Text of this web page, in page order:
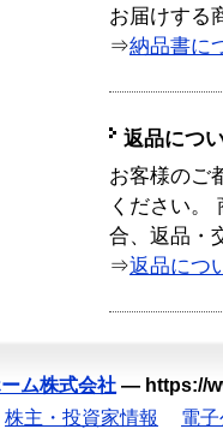
お届けする
⇒納品書に
返品につ
お客様のご
ください。
合、返品・
⇒返品につ
ム株式会社 — https://
株主・投資家情報 電